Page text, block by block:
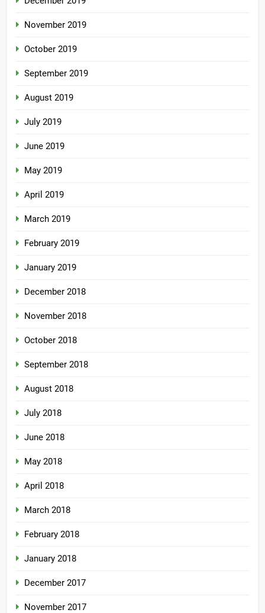
November 2019
October 2019
September 2019
August 2019
July 2019
June 2019
May 2019
April 2019
March 2019
February 2019
January 2019
December 2018
November 2018
October 2018
September 2018
August 2018
July 2018
June 2018
May 2018
April 2018
March 2018
February 2018
January 2018
December 2017
November 2017